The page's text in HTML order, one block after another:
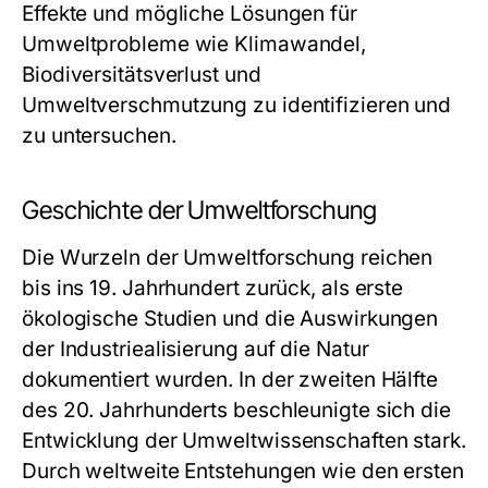
Effekte und mögliche Lösungen für
Umweltprobleme wie Klimawandel,
Biodiversitätsverlust und
Umweltverschmutzung zu identifizieren und
zu untersuchen.
Geschichte der Umweltforschung
Die Wurzeln der Umweltforschung reichen
bis ins 19. Jahrhundert zurück, als erste
ökologische Studien und die Auswirkungen
der Industriealisierung auf die Natur
dokumentiert wurden. In der zweiten Hälfte
des 20. Jahrhunderts beschleunigte sich die
Entwicklung der Umweltwissenschaften stark.
Durch weltweite Entstehungen wie den ersten